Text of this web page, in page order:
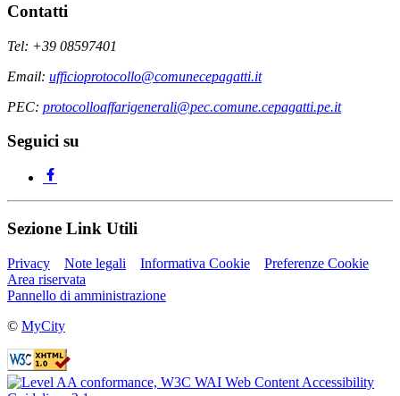
Contatti
Tel: +39 08597401
Email: ufficioprotocollo@comunecepagatti.it
PEC: protocolloaffarigenerali@pec.comune.cepagatti.pe.it
Seguici su
Sezione Link Utili
Privacy Note legali Informativa Cookie
Preferenze Cookie
Area riservata
Pannello di amministrazione
© MyCity